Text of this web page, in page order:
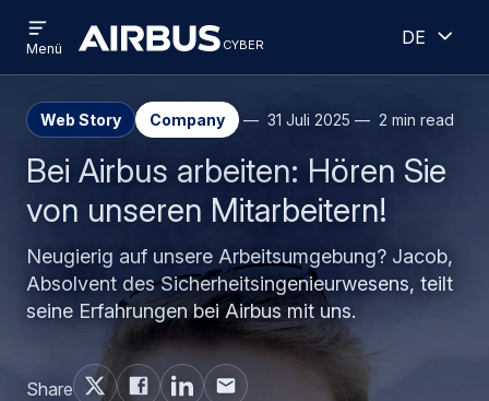
zum
Inhalt
to
search
cyber cyber
menu
Menü
Deutsch
Web Story Company 31 Juli 2025 2 min read
Bei Airbus arbeiten: Hören Sie
von unseren Mitarbeitern!
Neugierig auf unsere Arbeitsumgebung? Jacob,
Absolvent des Sicherheitsingenieurwesens, teilt
seine Erfahrungen bei Airbus mit uns.
Share